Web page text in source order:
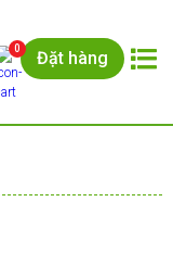
0 Đặt hàng